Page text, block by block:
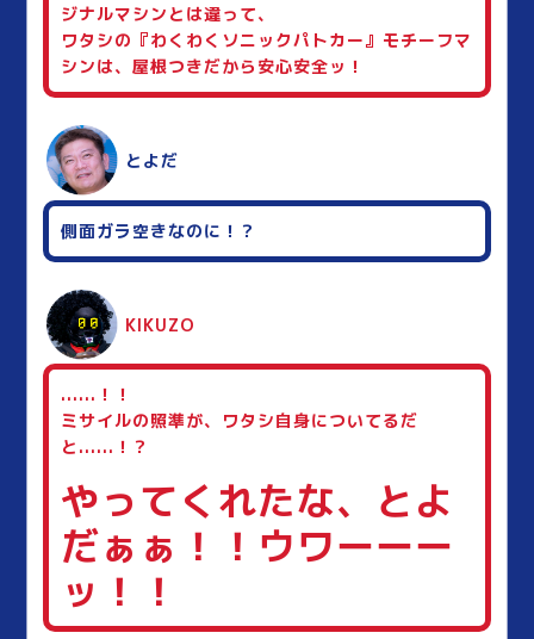
ジナルマシンとは違って、
ワタシの『わくわくソニックパトカー』モチーフマ
シンは、屋根つきだから安心安全ッ！
とよだ
側面ガラ空きなのに！？
KIKUZO
......！！
ミサイルの照準が、ワタシ自身についてるだ
と......！？
やってくれたな、とよ
だぁぁ！！ウワーーー
ッ！！